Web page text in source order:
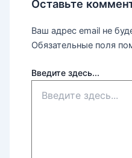
Оставьте
Ваш адрес email не
Обязательные поля
Введите здесь...